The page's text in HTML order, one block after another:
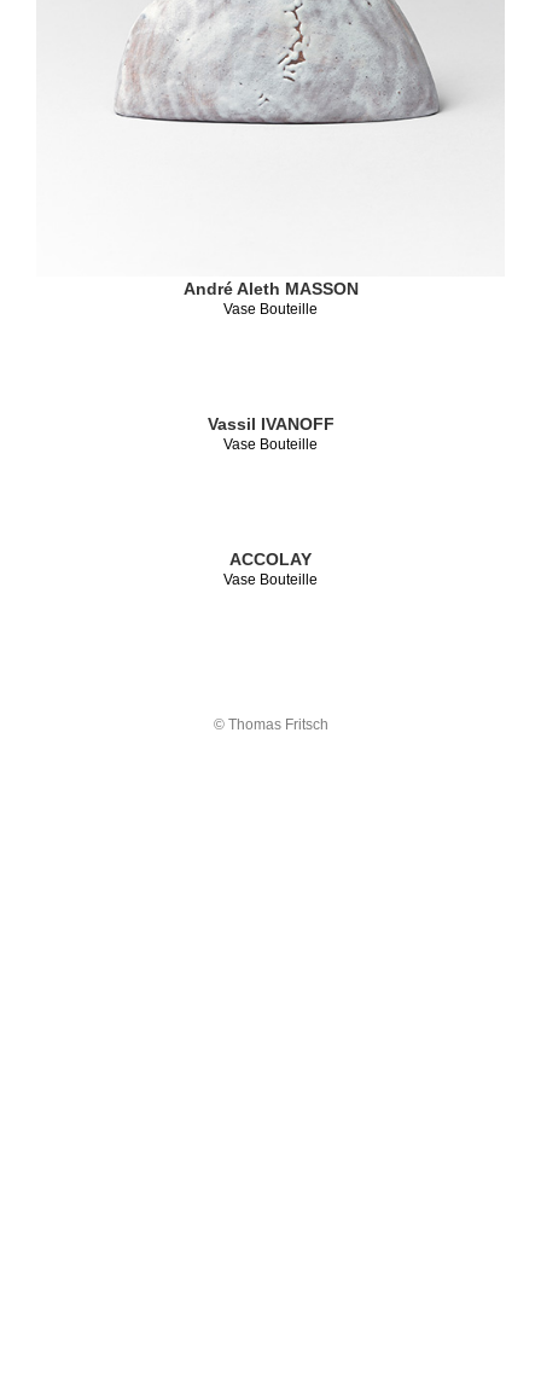
André Aleth MASSON
Vase Bouteille
Vassil IVANOFF
Vase Bouteille
ACCOLAY
Vase Bouteille
© Thomas Fritsch